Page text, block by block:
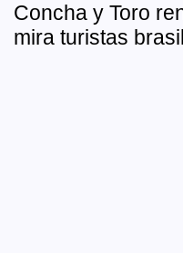
Concha y Toro
mira turistas